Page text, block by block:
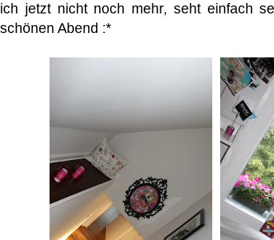
ich jetzt nicht noch mehr, seht einfach
schönen Abend :*